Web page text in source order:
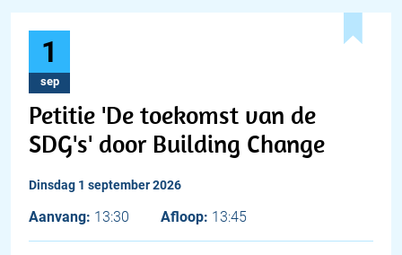
1
sep
Petitie 'De toekomst van de
SDG's' door Building Change
dinsdag 1 september 2026
Aanvang: 13:30 Afloop: 13:45